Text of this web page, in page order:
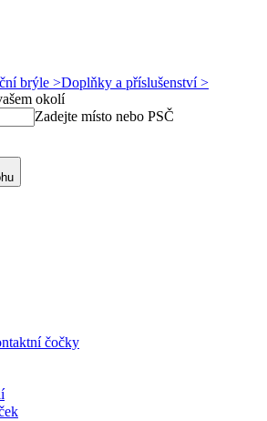
brýle >Doplňky a příslušenství >
okolí
Zadejte místo nebo PSČ
čočky